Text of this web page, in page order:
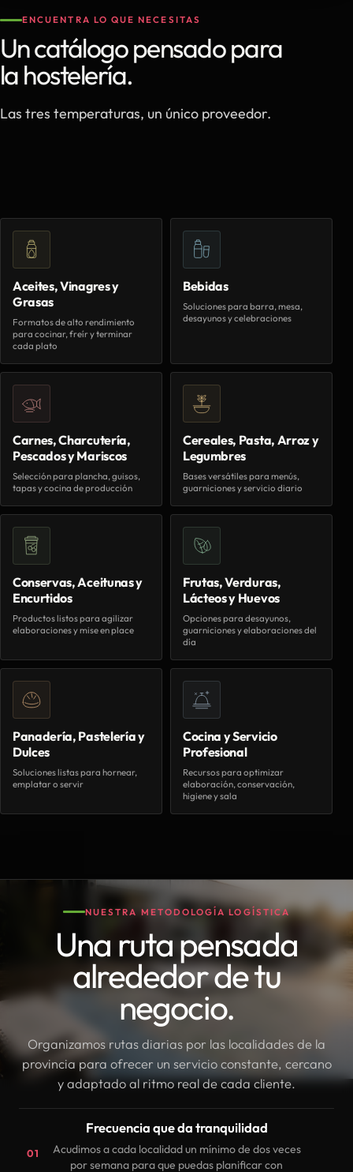
ENCUENTRA LO QUE NECESITAS
Un catálogo pensado para
la hostelería.
Las tres temperaturas, un único proveedor.
Aceites, Vinagres y
Grasas
Formatos de alto rendimiento
para cocinar, freír y terminar
cada plato
Bebidas
Soluciones para barra, mesa,
desayunos y celebraciones
Carnes, Charcutería,
Pescados y Mariscos
Selección para plancha, guisos,
tapas y cocina de producción
Cereales, Pasta, Arroz y
Legumbres
Bases versátiles para menús,
guarniciones y servicio diario
Conservas, Aceitunas y
Encurtidos
Productos listos para agilizar
elaboraciones y mise en place
Frutas, Verduras,
Lácteos y Huevos
Opciones para desayunos,
guarniciones y elaboraciones del
día
Panadería, Pastelería y
Dulces
Soluciones listas para hornear,
emplatar o servir
Cocina y Servicio
Profesional
Recursos para optimizar
elaboración, conservación,
higiene y sala
NUESTRA METODOLOGÍA LOGÍSTICA
Una ruta pensada
alrededor de tu
negocio.
Organizamos rutas diarias por las localidades de la
provincia para ofrecer un servicio constante, cercano
y adaptado al ritmo real de cada cliente.
01
Frecuencia que da tranquilidad
Acudimos a cada localidad un mínimo de dos veces
por semana para que puedas planificar con